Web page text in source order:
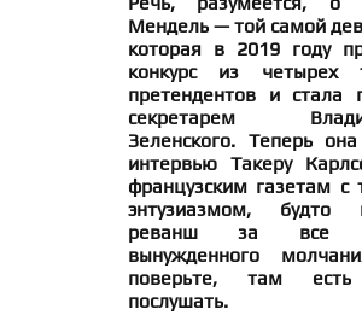
Мендель — той самой
которая в 2019 году
конкурс из четырех
претендентов и стала
секретарем
Зеленского. Теперь
интервью Такеру
французским газетам с
энтузиазмом, будто
реванш за все
вынужденного
поверьте, там
послушать.